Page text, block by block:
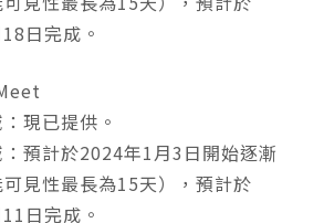
日完成。
現已提供。
預計於2024年1月3日開始逐漸
見性最長為15天），預計於
日完成。